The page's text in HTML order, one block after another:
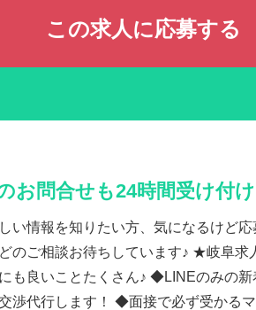
この求人に応募する
お問合せも24時間受け付
い情報を知りたい方、気になるけど
のご相談お待ちしています♪ ★岐阜求
も良いことたくさん♪ ◆LINEのみの
渉代行します！ ◆面接で必ず受かる